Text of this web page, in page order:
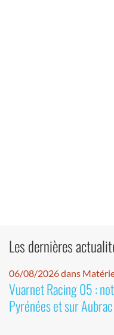
Les dernières
06/08/2026 dans
Vuarnet Racing 05 :
Pyrénées et sur Aubrac